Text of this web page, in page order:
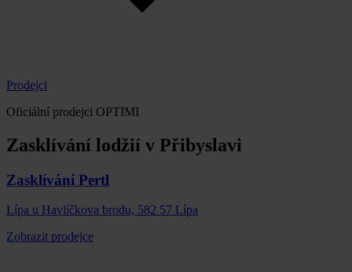
Prodejci
Oficiální prodejci OPTIMI
Zasklívání lodžií v Přibyslavi
Zasklívání Pertl
Lípa u Havlíčkova brodu, 582 57 Lípa
Zobrazit prodejce